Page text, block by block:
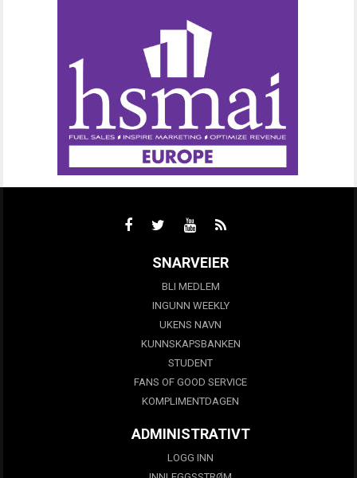
SNARVEIER
BLI MEDLEM
INGUNN WEEKLY
UKENS NAVN
KUNNSKAPSBANKEN
STUDENT
FANS OF GOOD SERVICE
KOMPLIMENTDAGEN
ADMINISTRATIVT
LOGG INN